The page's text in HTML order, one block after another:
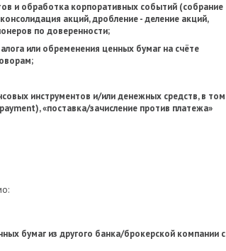
и обработка корпоративных событий (собрание
акций, дробление - деление акций,
по доверенности;
или обременения ценных бумаг на счёте
инструментов и/или денежных средств, в том
«поставка/зачисление против платежа»
бумаг из другого банка/брокерской компании с